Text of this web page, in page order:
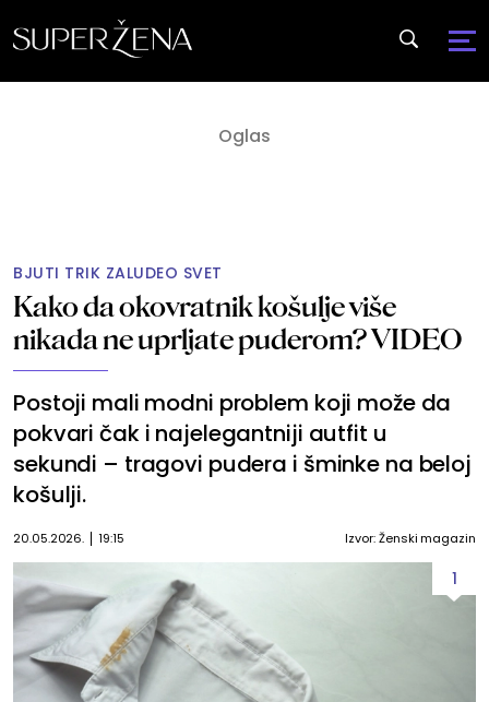
BJUTI TRIK ZALUDEO SVET
Kako da okovratnik košulje više
nikada ne uprljate puderom? VIDEO
Postoji mali modni problem koji može da
pokvari čak i najelegantniji autfit u
sekundi – tragovi pudera i šminke na beloj
košulji.
20.05.2026. 19:15 Izvor: Ženski magazin
1